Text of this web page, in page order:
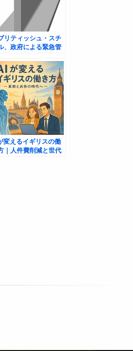
リティッシュ・スチ
、政府による緊急管
産業の危機
変えるイギリスの働
｜人件費削減と世代